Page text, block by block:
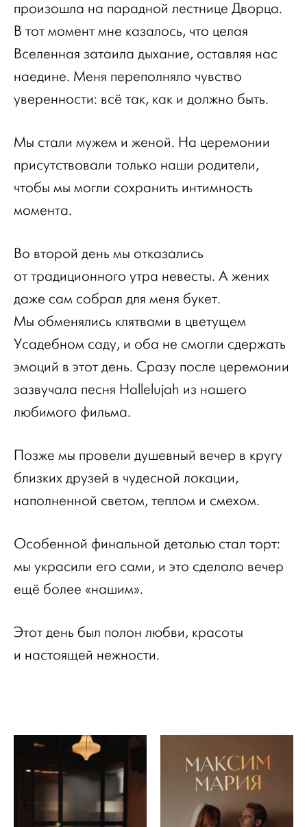
произошла на парадной лестнице Дворца.
В тот момент мне казалось, что целая
Вселенная затаила дыхание, оставляя нас
наедине. Меня переполняло чувство
уверенности: всё так, как и должно быть.
Мы стали мужем и женой. На церемонии
присутствовали только наши родители,
чтобы мы могли сохранить интимность
момента.
Во второй день мы отказались
от традиционного утра невесты. А жених
даже сам собрал для меня букет.
Мы обменялись клятвами в цветущем
Усадебном саду, и оба не смогли сдержать
эмоций в этот день. Сразу после церемонии
зазвучала песня Hallelujah из нашего
любимого фильма.
Позже мы провели душевный вечер в кругу
близких друзей в чудесной локации,
наполненной светом, теплом и смехом.
Особенной финальной деталью стал торт:
мы украсили его сами, и это сделало вечер
ещё более «нашим».
Этот день был полон любви, красоты
и настоящей нежности.